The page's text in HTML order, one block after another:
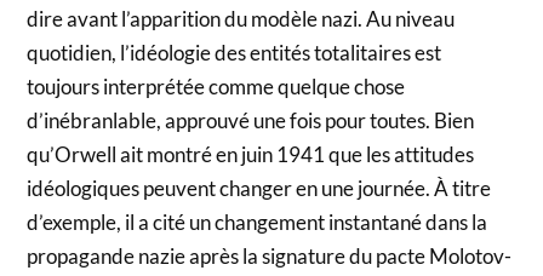
dire avant l’apparition du modèle nazi. Au niveau
quotidien, l’idéologie des entités totalitaires est
toujours interprétée comme quelque chose
d’inébranlable, approuvé une fois pour toutes. Bien
qu’Orwell ait montré en juin 1941 que les attitudes
idéologiques peuvent changer en une journée. À titre
d’exemple, il a cité un changement instantané dans la
propagande nazie après la signature du pacte Molotov-